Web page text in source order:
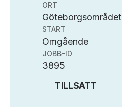
ORT
Göteborgsområdet
START
Omgående
JOBB-ID
3895
TILLSATT